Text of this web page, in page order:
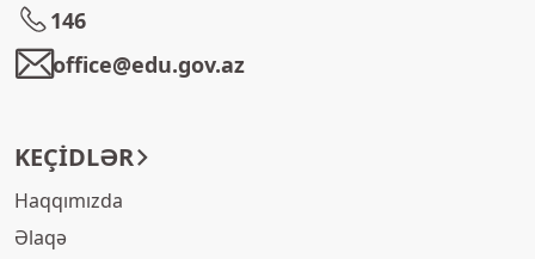
146
office@edu.gov.az
KEÇIDLƏR
Haqqımızda
Əlaqə